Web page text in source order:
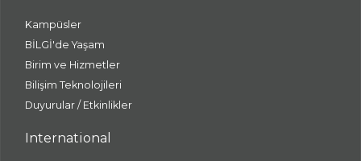
Kampüsler
BİLGİ'de Yaşam
Birim ve Hizmetler
Bilişim Teknolojileri
Duyurular / Etkinlikler
International